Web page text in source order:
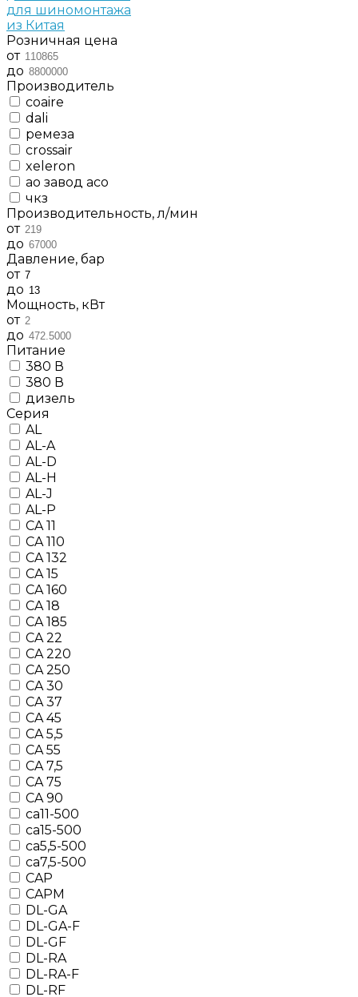
для шиномонтажа
из Китая
Розничная цена
от
до
Производитель
coaire
dali
ремеза
crossair
xeleron
ао завод асо
чкз
Производительность, л/мин
от
до
Давление, бар
от
до
Мощность, кВт
от
до
Питание
380 В
380 В
дизель
Серия
AL
AL-A
AL-D
AL-H
AL-J
AL-P
CA 11
CA 110
CA 132
CA 15
CA 160
CA 18
CA 185
CA 22
CA 220
CA 250
CA 30
CA 37
CA 45
CA 5,5
CA 55
CA 7,5
CA 75
CA 90
ca11-500
ca15-500
ca5,5-500
ca7,5-500
CAP
CAPM
DL-GA
DL-GA-F
DL-GF
DL-RA
DL-RA-F
DL-RF